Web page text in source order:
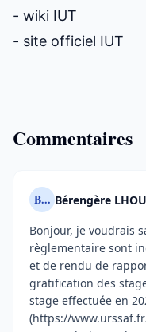
- wiki IUT
- site officiel IUT
Commentaires
B... Bérengère
Bonjour, je voudrais
règlementaire sont
et de rendu de
gratification des
stage effectuée en
(https://